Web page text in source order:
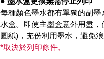
每種顏色墨水都有單獨的副
水盒。即使主墨盒意外用盡
圖紙)，充份利用墨水，避免
*取決於列印條件。